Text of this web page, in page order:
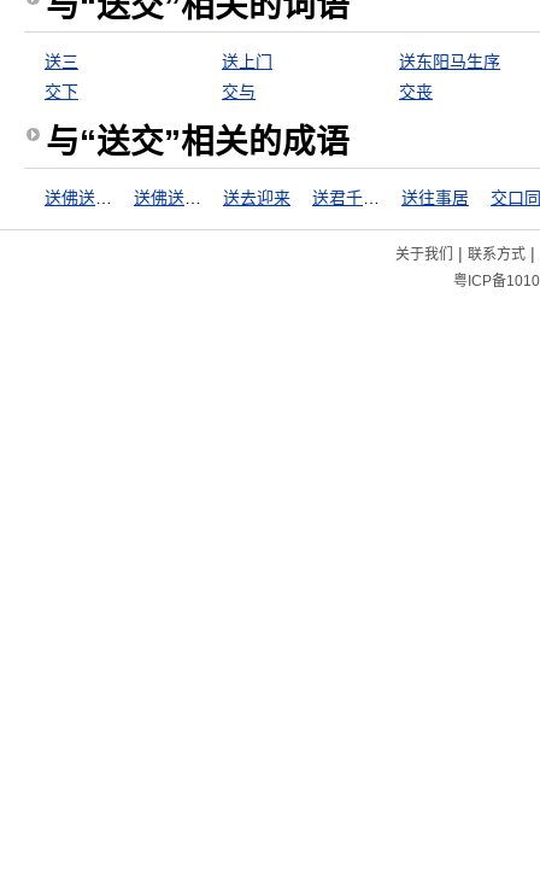
送三 送上门
送东阳马生序
交下
交与 交丧
与“送交”相关的成语
送去迎来 送往事居 交口
关于我们 | 联系方式|
粤ICP备